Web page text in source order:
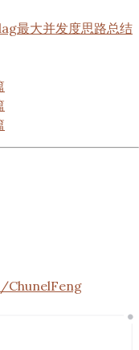
最大并发度思路总结